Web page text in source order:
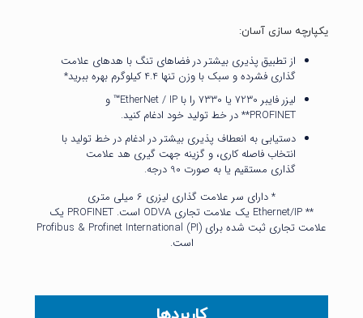
یکپارچه سازی آسان:
از تطبیق پذیری بیشتر در فضاهای تنگ با هدهای علامت
گذاری فشرده و سبک با وزن تنها 4.4 کیلوگرم بهره ببرید*
لیزر فایبر 7230 یا 7330 را با EtherNet / IP™ و
PROFINET** در خط تولید خود ادغام کنید.
دستیابی به انعطاف پذیری بیشتر در ادغام در خط تولید با
انتخاب فاصله کاری، و گزینه جهت گیری هد علامت
گذاری مستقیم یا به صورت 90 درجه.
* دارای سر علامت گذاری لیزری 6 میلی متری
** Ethernet/IP یک علامت تجاری ODVA است. PROFINET یک
علامت تجاری ثبت شده برای Profibus & Profinet International (PI)
است.